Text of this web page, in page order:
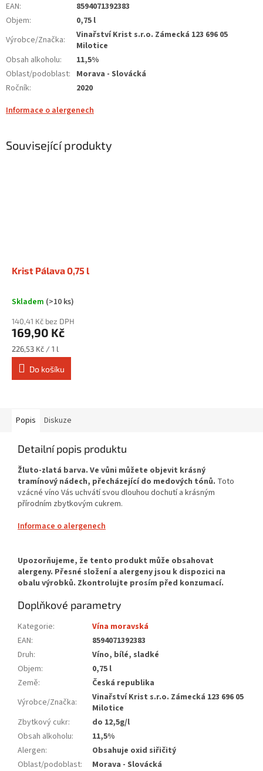
EAN:
8594071392383
Objem:
0,75 l
Výrobce/Značka:
Vinařství Krist s.r.o. Zámecká 123 696 05
Milotice
Obsah alkoholu:
11,5%
Oblast/podoblast: Morava - Slovácká
Ročník:
2020
Informace o alergenech
Související produkty
Krist Pálava 0,75 l
Průměrné
produktu
je
5,0
z
hvězdiček.
Skladem (>10 ks)
140,41 Kč bez DPH
169,90 Kč
Měrná
cena:
226,53 Kč / 1 l
Do košíku
Popis Diskuze
Detailní popis produktu
Žluto-zlatá barva. Ve vůni můžete objevit krásný
tramínový nádech, přecházející do medových tónů. Toto
vzácné víno Vás uchvátí svou dlouhou dochutí a krásným
přírodním zbytkovým cukrem.
Informace o alergenech
Doplňkové parametry
Kategorie:
Vína moravská
EAN:
8594071392383
Druh:
Víno, bílé, sladké
Objem:
0,75 l
Země:
Česká republika
Výrobce/Značka:
Vinařství Krist s.r.o. Zámecká 123 696 05
Milotice
Zbytkový cukr:
do 12,5g/l
Obsah alkoholu:
11,5%
Alergen:
Obsahuje oxid siřičitý
Oblast/podoblast:
Morava - Slovácká